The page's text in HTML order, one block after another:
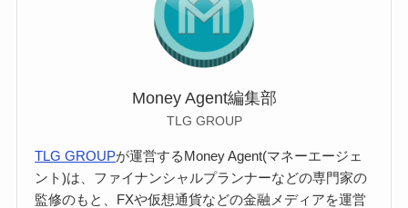
Money Agent編集部
TLG GROUP
TLG GROUPが運営するMoney Agent(マネーエージェ
ント)は、ファイナンシャルプランナーなどの専門家の
監修のもと、FXや仮想通貨などの金融メディアを運営